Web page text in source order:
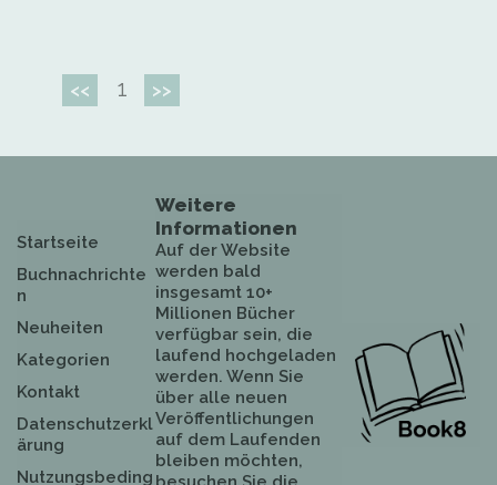
<< 1 >>
Startseite
Buchnachrichte
n
Neuheiten
Kategorien
Kontakt
Datenschutzerkl
ärung
Nutzungsbeding
Weitere
Informationen
Auf der Website
werden bald
insgesamt 10+
Millionen Bücher
verfügbar sein, die
laufend hochgeladen
werden. Wenn Sie
über alle neuen
Veröffentlichungen
auf dem Laufenden
bleiben möchten,